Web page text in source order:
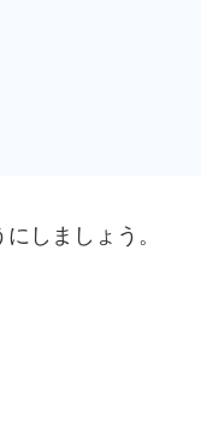
しましょう。